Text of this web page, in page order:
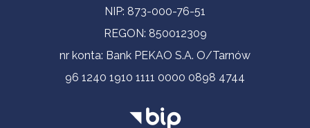
NIP: 873-000-76-51
REGON: 850012309
nr konta: Bank PEKAO S.A. O/Tarnów
96 1240 1910 1111 0000 0898 4744